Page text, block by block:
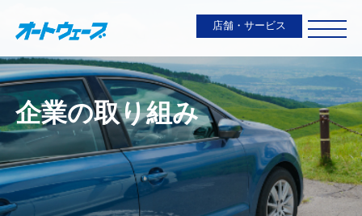
店舗・サービス
企業の取り組み